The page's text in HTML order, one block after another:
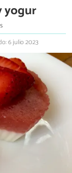
yogur
6 julio 2023